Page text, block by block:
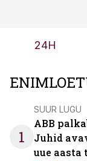
24H
1
SUUR LUGU
ABB
Juhid
uue aasta